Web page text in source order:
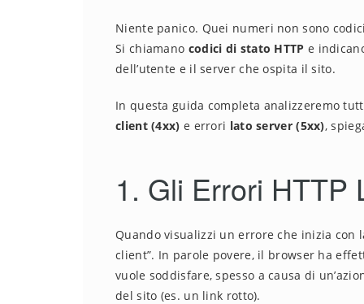
Niente panico. Quei numeri non sono
Si chiamano codici di stato HTTP e
dell’utente e il server che ospita il sito.
In questa guida completa analizzeremo
client (4xx) e errori lato server (5xx),
1. Gli Errori HTTP
Quando visualizzi un errore che inizia con
client”. In parole povere, il browser ha
vuole soddisfare, spesso a causa di
del sito (es. un link rotto).